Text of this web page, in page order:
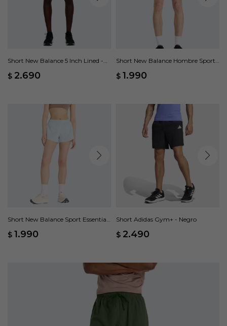
Short New Balance 5 Inch Lined -
$ 2.690
Short New Balance Hombre Sport
$ 1.990
Short New Balance Sport Essential
$ 1.990
Short Adidas Gym+ - Negro
$ 2.490